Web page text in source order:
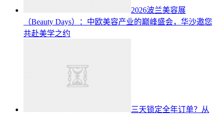
2026波兰美容展
（Beauty Days）：中欧美容产业的巅峰盛会，华沙邀您
共赴美学之约
三天锁定全年订单？从